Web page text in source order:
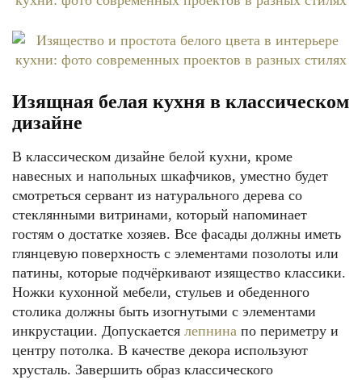
Изящная белая кухня в классическом
дизайне
В классическом дизайне белой кухни, кроме
навесных и напольных шкафчиков, уместно будет
смотреться сервант из натурального дерева со
стеклянными витринами, который напоминает
гостям о достатке хозяев. Все фасады должны иметь
глянцевую поверхность с элементами позолоты или
патины, которые подчёркивают изящество классики.
Ножки кухонной мебели, стульев и обеденного
столика должны быть изогнутыми с элементами
инкрустации. Допускается лепнина по периметру и
центру потолка. В качестве декора используют
хрусталь. Завершить образ классического